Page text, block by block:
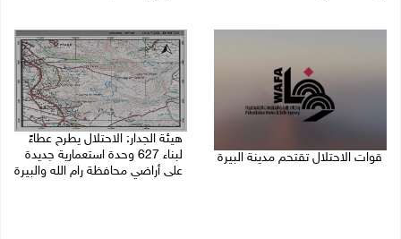
قوات الاحتلال تقتحم مدينة البيرة
هيئة الجدار: الاحتلال يطرح عطاءً
لبناء 627 وحدة استعمارية جديدة
على أراضي محافظة رام الله والبيرة